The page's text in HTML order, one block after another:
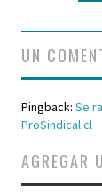
UN
Pingback: Se
ProSindical.cl
AGREGAR